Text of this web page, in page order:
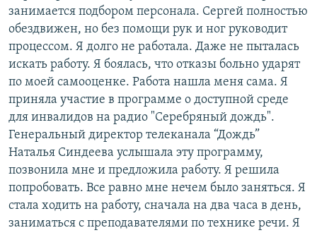
занимается подбором персонала. Сергей полностью
обездвижен, но без помощи рук и ног руководит
процессом. Я долго не работала. Даже не пыталась
искать работу. Я боялась, что отказы больно ударят
по моей самооценке. Работа нашла меня сама. Я
приняла участие в программе о доступной среде
для инвалидов на радио "Серебряный дождь".
Генеральный директор телеканала “Дождь”
Наталья Синдеева услышала эту программу,
позвонила мне и предложила работу. Я решила
попробовать. Все равно мне нечем было заняться. Я
стала ходить на работу, сначала на два часа в день,
заниматься с преподавателями по технике речи. Я